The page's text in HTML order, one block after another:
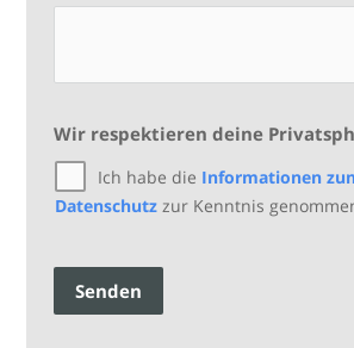
Wir respektieren deine
Ich habe die Informationen
Datenschutzzur Kenntnis
Senden